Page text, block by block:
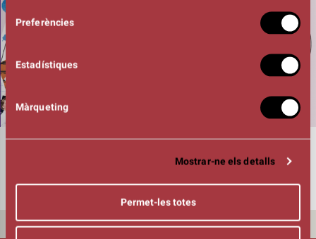
Preferències
Estadístiques
Màrqueting
Mostrar-ne els detalls
Permet-les totes